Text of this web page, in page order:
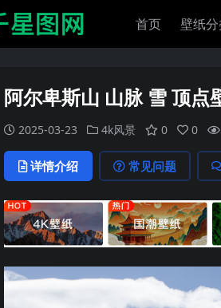
首页 壁纸
阿尔卑斯山 山脉 雪 顶点
2025-03-23 4k风景 0 0
详情介绍 常见问题